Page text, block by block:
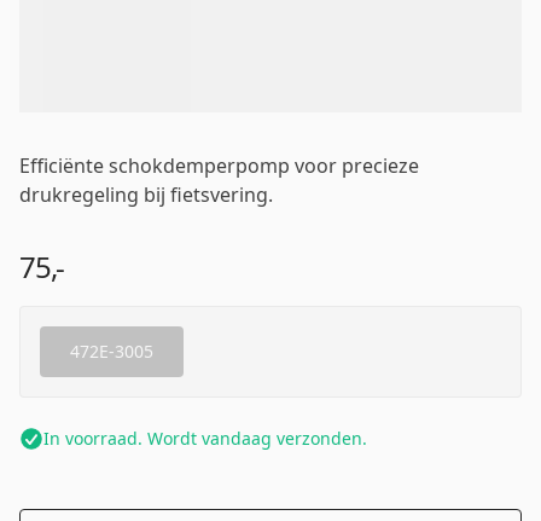
Efficiënte schokdemperpomp voor precieze
drukregeling bij fietsvering.
75,-
472E-3005
In voorraad. Wordt vandaag verzonden.